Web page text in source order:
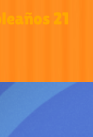
21